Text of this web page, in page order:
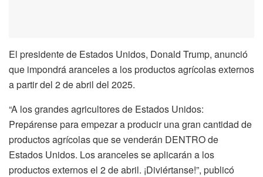
El presidente de Estados Unidos, Donald Trump, anunció
que impondrá aranceles a los productos agrícolas externos
a partir del 2 de abril del 2025.
“A los grandes agricultores de Estados Unidos:
Prepárense para empezar a producir una gran cantidad de
productos agrícolas que se venderán DENTRO de
Estados Unidos. Los aranceles se aplicarán a los
productos externos el 2 de abril. ¡Diviértanse!”, publicó